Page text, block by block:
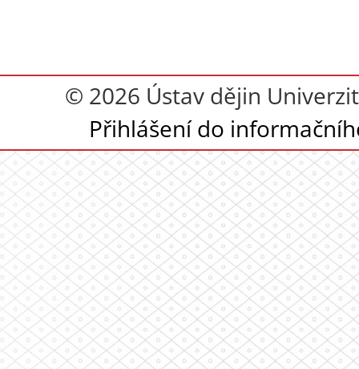
© 2026 Ústav dějin
Přihlášení do